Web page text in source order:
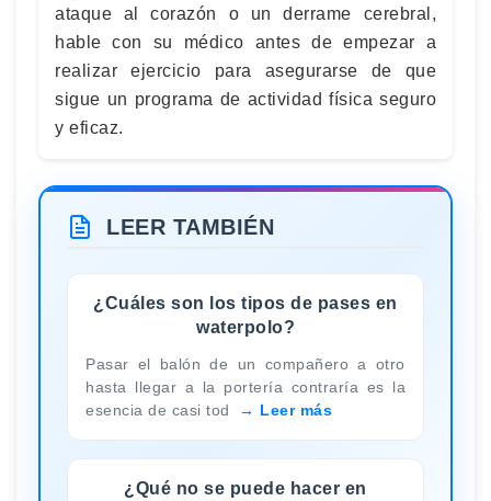
ataque al corazón o un derrame cerebral,
hable con su médico antes de empezar a
realizar ejercicio para asegurarse de que
sigue un programa de actividad física seguro
y eficaz.
LEER TAMBIÉN
¿Cuáles son los tipos de pases en
waterpolo?
Pasar el balón de un compañero a otro
hasta llegar a la portería contraría es la
esencia de casi tod
Leer más
¿Qué no se puede hacer en